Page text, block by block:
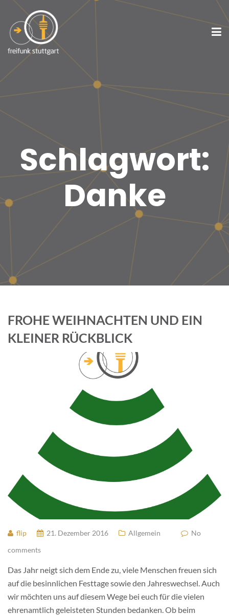
Schlagwort:
Danke
FROHE WEIHNACHTEN UND EIN
KLEINER RÜCKBLICK
flip 21. Dezember 2016 Allgemein
No
comments
Das Jahr neigt sich dem Ende zu, viele Menschen freuen sich
auf die besinnlichen Festtage sowie den Jahreswechsel. Auch
wir möchten uns auf diesem Wege bei euch für die vielen
ehrenamtlich geleisteten Stunden bedanken. Ob beim